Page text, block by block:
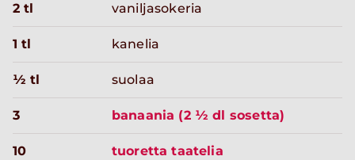
2 tl vaniljasokeria
1 tl kanelia
½ tl suolaa
3 banaania (2 ½ dl sosetta)
10 tuoretta taatelia